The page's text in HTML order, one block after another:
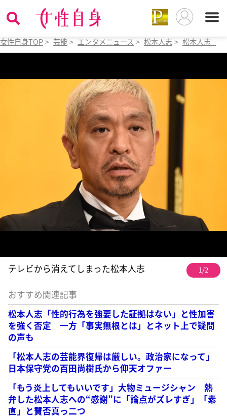
女性自身TOP > 芸能 > エンタメニュース > 松本人志 > 松本人志 つ
テレビから消えてしまった松本人志 1/2
おすすめ関連記事
松本人志「性的行為を強要した証拠はない」と性加害
を強く否定 一方「事実無根とは」とネット上で疑問
の声も
「松本人志の芸能界復帰は厳しい。政治家になって」
日本保守党の百田尚樹氏から仰天オファー
「もう炎上してもいいです」大物ミュージシャン 熱
弁した松本人志への“感謝”に「論点がズレすぎ」「素
直」と賛否真っ二つ